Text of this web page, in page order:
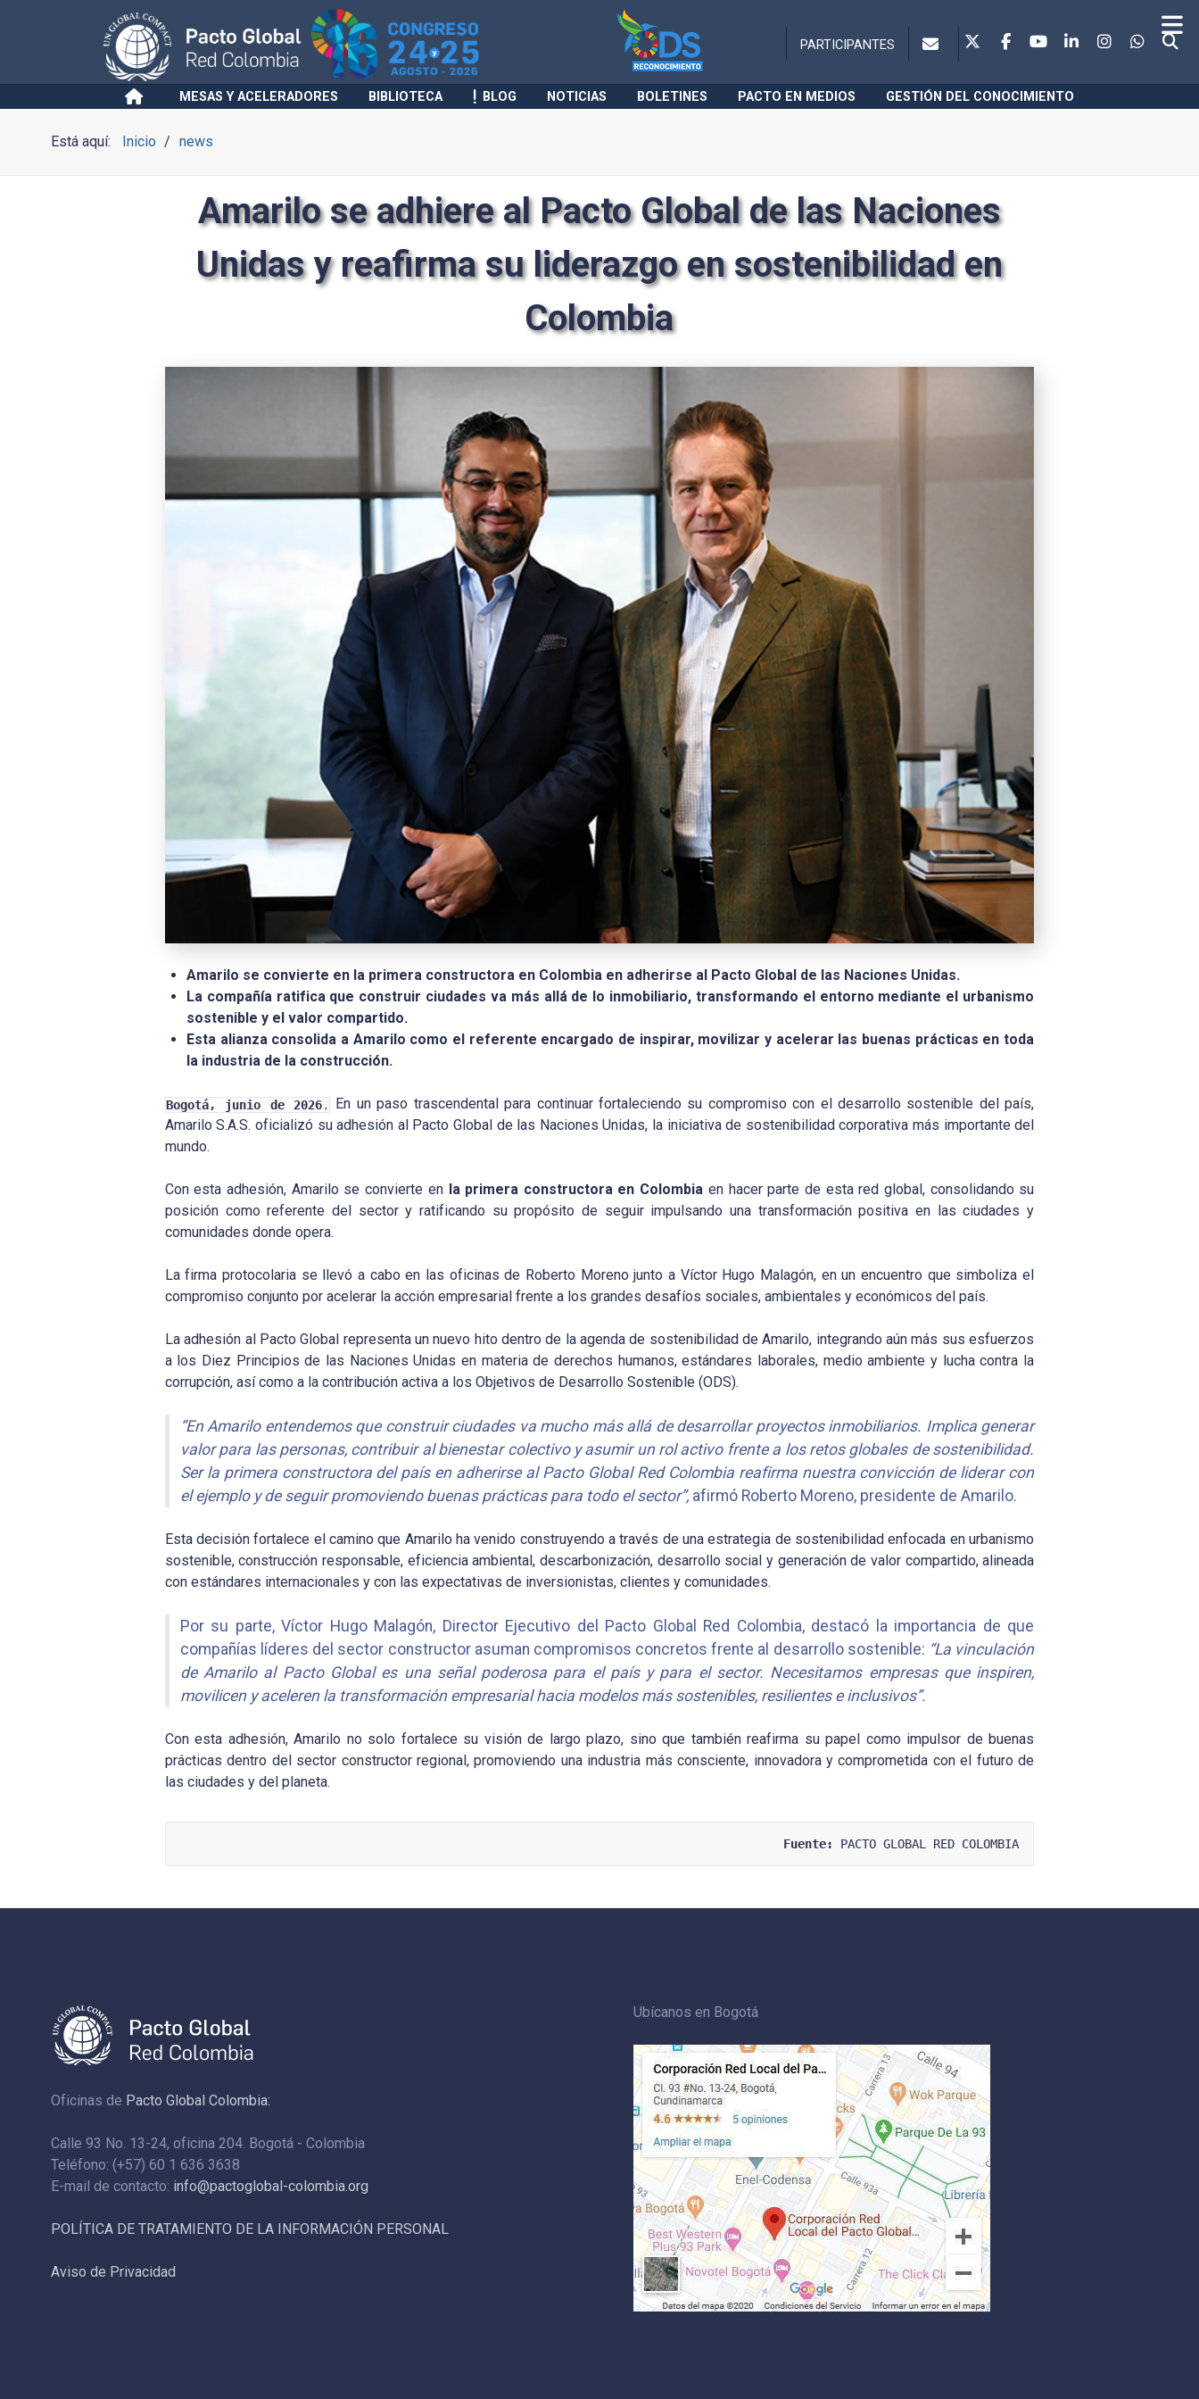
PARTICIPANTES
MESAS Y ACELERADORES BIBLIOTECA BLOG NOTICIAS BOLETINES PACTO EN MEDIOS GESTIÓN DEL CONOCIMIENTO
Está aquí: Inicio news
Amarilo se adhiere al Pacto Global de las Naciones
Unidas y reafirma su liderazgo en sostenibilidad en
Colombia
Amarilo se convierte en la primera constructora en Colombia en adherirse al Pacto Global de las Naciones Unidas.
La compañía ratifica que construir ciudades va más allá de lo inmobiliario, transformando el entorno mediante el urbanismo
sostenible y el valor compartido.
Esta alianza consolida a Amarilo como el referente encargado de inspirar, movilizar y acelerar las buenas prácticas en toda
la industria de la construcción.
Bogotá, junio de 2026.
En un paso trascendental para continuar fortaleciendo su compromiso con el desarrollo sostenible del país,
Amarilo S.A.S. oficializó su adhesión al Pacto Global de las Naciones Unidas, la iniciativa de sostenibilidad corporativa más importante del
mundo.
Con esta adhesión, Amarilo se convierte en la primera constructora en Colombia en hacer parte de esta red global, consolidando su
posición como referente del sector y ratificando su propósito de seguir impulsando una transformación positiva en las ciudades y
comunidades donde opera.
La firma protocolaria se llevó a cabo en las oficinas de Roberto Moreno junto a Víctor Hugo Malagón, en un encuentro que simboliza el
compromiso conjunto por acelerar la acción empresarial frente a los grandes desafíos sociales, ambientales y económicos del país.
La adhesión al Pacto Global representa un nuevo hito dentro de la agenda de sostenibilidad de Amarilo, integrando aún más sus esfuerzos
a los Diez Principios de las Naciones Unidas en materia de derechos humanos, estándares laborales, medio ambiente y lucha contra la
corrupción, así como a la contribución activa a los Objetivos de Desarrollo Sostenible (ODS).
“En Amarilo entendemos que construir ciudades va mucho más allá de desarrollar proyectos inmobiliarios. Implica generar
valor para las personas, contribuir al bienestar colectivo y asumir un rol activo frente a los retos globales de sostenibilidad.
Ser la primera constructora del país en adherirse al Pacto Global Red Colombia reafirma nuestra convicción de liderar con
el ejemplo y de seguir promoviendo buenas prácticas para todo el sector”,afirmó Roberto Moreno, presidente de Amarilo.
Esta decisión fortalece el camino que Amarilo ha venido construyendo a través de una estrategia de sostenibilidad enfocada en urbanismo
sostenible, construcción responsable, eficiencia ambiental, descarbonización, desarrollo social y generación de valor compartido, alineada
con estándares internacionales y con las expectativas de inversionistas, clientes y comunidades.
Por su parte, Víctor Hugo Malagón, Director Ejecutivo del Pacto Global Red Colombia, destacó la importancia de que
compañías líderes del sector constructor asuman compromisos concretos frente al desarrollo sostenible: “La vinculación
de Amarilo al Pacto Global es una señal poderosa para el país y para el sector. Necesitamos empresas que inspiren,
movilicen y aceleren la transformación empresarial hacia modelos más sostenibles, resilientes e inclusivos”.
Con esta adhesión, Amarilo no solo fortalece su visión de largo plazo, sino que también reafirma su papel como impulsor de buenas
prácticas dentro del sector constructor regional, promoviendo una industria más consciente, innovadora y comprometida con el futuro de
las ciudades y del planeta.
Fuente: PACTO GLOBAL RED COLOMBIA
Oficinas de Pacto Global Colombia:
Calle 93 No. 13-24, oficina 204. Bogotá - Colombia
Teléfono: (+57) 60 1 636 3638
E-mail de contacto: info@pactoglobal-colombia.org
POLÍTICA DE TRATAMIENTO DE LA INFORMACIÓN PERSONAL
Aviso de Privacidad
Ubícanos en Bogotá